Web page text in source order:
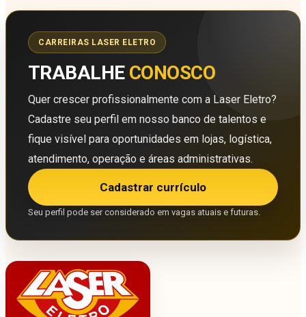
CARREIRAS LASER ELETRO
TRABALHE CONOSCO
Quer crescer profissionalmente com a Laser Eletro?
Cadastre seu perfil em nosso banco de talentos e
fique visível para oportunidades em lojas, logística,
atendimento, operação e áreas administrativas.
Cadastrar currículo
Seu perfil pode ser considerado em vagas atuais e futuras.